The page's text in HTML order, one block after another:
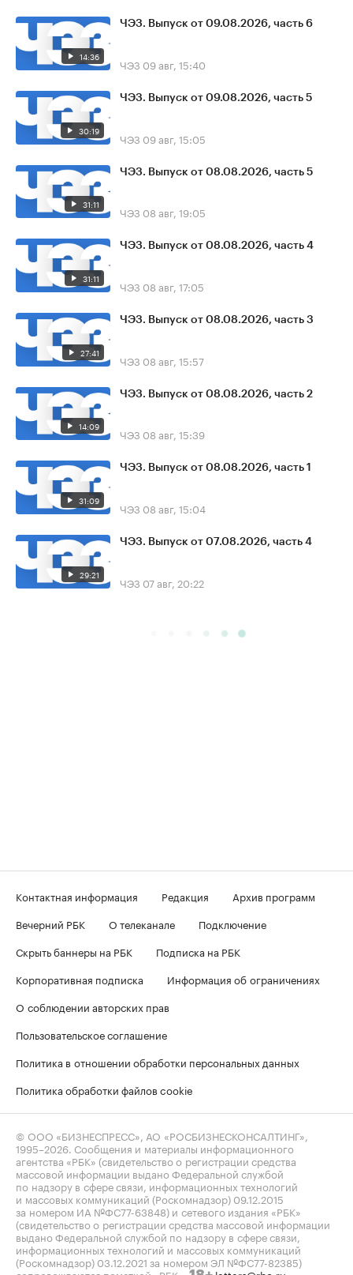
14:36
ЧЭЗ. Выпуск от 09.08.2026, часть 6
ЧЭЗ 09 авг, 15:40
30:19
ЧЭЗ. Выпуск от 09.08.2026, часть 5
ЧЭЗ 09 авг, 15:05
31:11
ЧЭЗ. Выпуск от 08.08.2026, часть 5
ЧЭЗ 08 авг, 19:05
31:11
ЧЭЗ. Выпуск от 08.08.2026, часть 4
ЧЭЗ 08 авг, 17:05
27:41
ЧЭЗ. Выпуск от 08.08.2026, часть 3
ЧЭЗ 08 авг, 15:57
14:09
ЧЭЗ. Выпуск от 08.08.2026, часть 2
ЧЭЗ 08 авг, 15:39
31:09
ЧЭЗ. Выпуск от 08.08.2026, часть 1
ЧЭЗ 08 авг, 15:04
29:21
ЧЭЗ. Выпуск от 07.08.2026, часть 4
ЧЭЗ 07 авг, 20:22
Контактная информация Редакция
Архив программ
Вечерний РБК
О телеканале
Подключение
Скрыть баннеры на РБК
Подписка на РБК
Корпоративная подписка
Информация об ограничениях
О соблюдении авторских прав
Пользовательское соглашение
Политика в отношении обработки персональных данных
Политика обработки файлов cookie
© ООО «БИЗНЕСПРЕСС», АО «РОСБИЗНЕСКОНСАЛТИНГ»,
1995–2026 . Сообщения и материалы информационного
агентства «РБК» (свидетельство о регистрации средства
массовой информации выдано Федеральной службой
по надзору в сфере связи, информационных технологий
и массовых коммуникаций (Роскомнадзор) 09.12.2015
за номером ИА №ФС77-63848) и сетевого издания «РБК»
(свидетельство о регистрации средства массовой информации
выдано Федеральной службой по надзору в сфере связи,
информационных технологий и массовых коммуникаций
(Роскомнадзор) 03.12.2021 за номером ЭЛ №ФС77-82385)